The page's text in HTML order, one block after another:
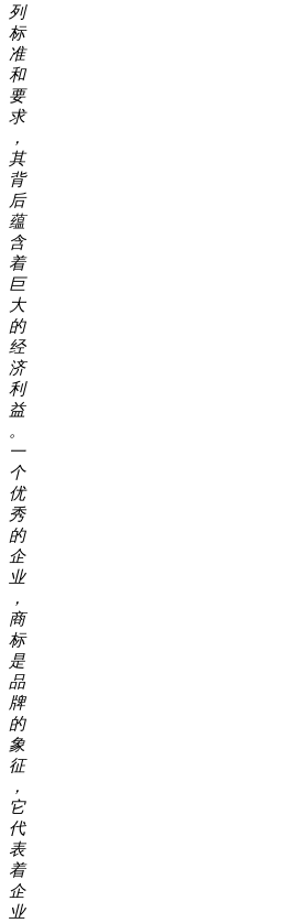
列
标
准
和
要
求
，
其
背
后
蕴
含
着
巨
大
的
经
济
利
益
。
一
个
优
秀
的
企
业
，
商
标
是
品
牌
的
象
征
，
它
代
表
着
企
业